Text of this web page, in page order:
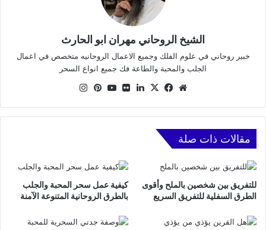
الشيخ الروحاني مهران ابو الحارث
خبير روحاني في علوم الفلك وجميع الاعمال الروحانيه متخصص في اعمال
الجلب والمحبة والطاعة فك جميع انواع السحر
موقعفيسبوك
X لينكدإن
صور
فليكر
يوتيوببينتيريست
مقالات ذات صلة
للتفريق بين شخصين بالملح وأقوى
الطرق السفلية للتفريق السريع
كيفية عمل سحر المحبة والجلب
بالطرق الروحانية المتنوعة الآمنة